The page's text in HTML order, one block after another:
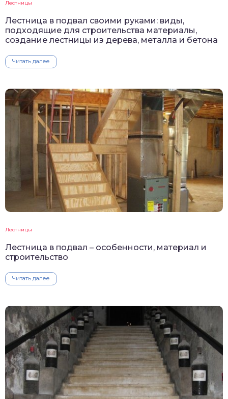
Лестницы
Лестница в подвал своими руками: виды,
подходящие для строительства материалы,
создание лестницы из дерева, металла и бетона
Читать далее
Лестницы
Лестница в подвал – особенности, материал и
строительство
Читать далее